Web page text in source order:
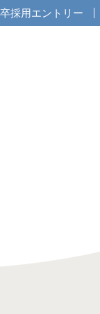
採用エントリー